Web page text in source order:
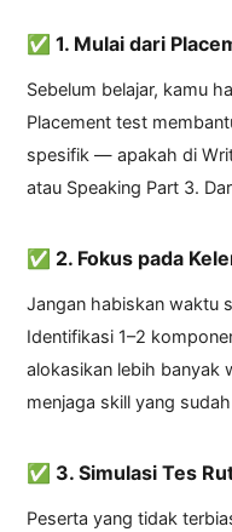
✅ 1. Mulai dari
Sebelum belajar, kamu
Placement test
spesifik — apakah di
atau Speaking Part 3.
✅ 2. Fokus pada
Jangan habiskan waktu
Identifikasi 1–2
alokasikan lebih banyak
menjaga skill yang
✅ 3. Simulasi Tes
Peserta yang tidak